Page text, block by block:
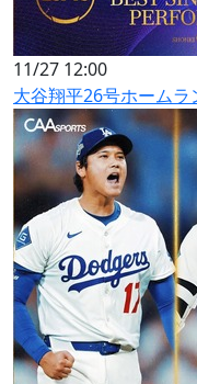
11/27 12:00
大谷翔平26号ホーム